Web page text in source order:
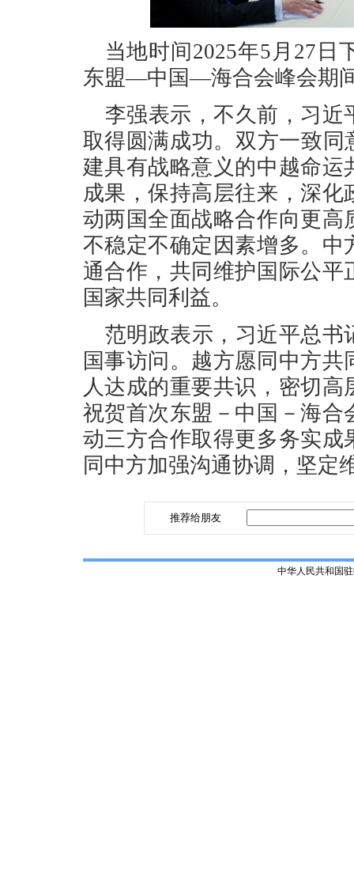
当地时间2025年5月27日
东盟—中国—海合会峰会期
李强表示，不久前，习
取得圆满成功。双方一致同
建具有战略意义的中越命
成果，保持高层往来，深
动两国全面战略合作向更
不稳定不确定因素增多。
通合作，共同维护国际公
国家共同利益。
范明政表示，习近平总
国事访问。越方愿同中方
人达成的重要共识，密切
祝贺首次东盟－中国－海
动三方合作取得更多务实
同中方加强沟通协调，坚定
推荐给朋友
中华人民共和国